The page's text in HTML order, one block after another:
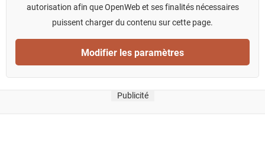
autorisation afin que OpenWeb et ses finalités nécessaires
puissent charger du contenu sur cette page.
Modifier les paramètres
Publicité